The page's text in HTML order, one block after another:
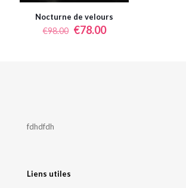
Nocturne de velours
€98.00 Le
€78.00Le
fdhdfdh
Liens utiles